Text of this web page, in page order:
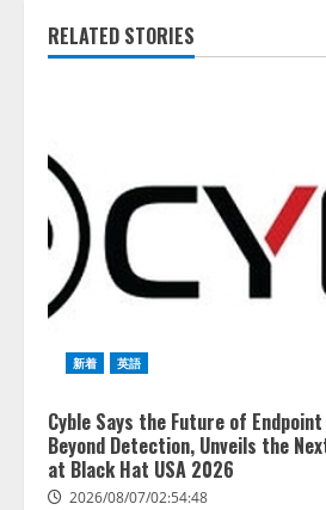
RELATED STORIES
新着 英語
Cyble Says the Future of
Beyond Detection, Unveils the
at Black Hat USA 2026
2026/08/07/02:54:48